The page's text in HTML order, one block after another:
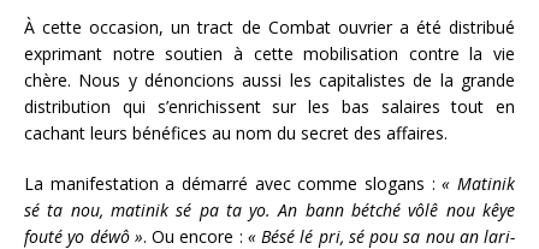
À cette occasion, un tract de Combat ouvrier a été distribué
exprimant notre soutien à cette mobilisation contre la vie
chère. Nous y dénoncions aussi les capitalistes de la grande
distribution qui s’enrichissent sur les bas salaires tout en
cachant leurs bénéfices au nom du secret des affaires.
La manifestation a démarré avec comme slogans :« Matinik
sé ta nou, matinik sé pa ta yo. An bann bétché vôlê nou kêye
fouté yo déwô ». Ou encore : « Bésé lé pri, sé pou sa nou an lari-